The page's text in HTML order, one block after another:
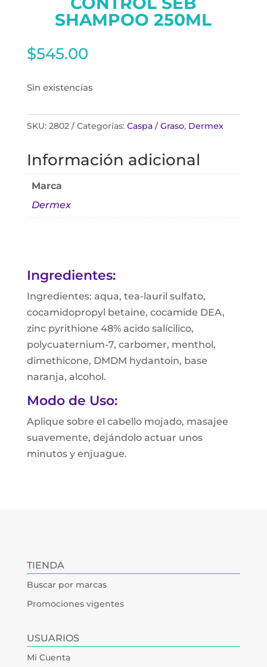
SHAMPOO 250ML
$545.00
Sin existencias
SKU: 2802 Categorías: Caspa / Graso, Dermex
Información adicional
Marca
Dermex
Ingredientes:
Ingredientes: aqua, tea-lauril sulfato,
cocamidopropyl betaine, cocamide DEA,
zinc pyrithione 48% acido salícilico,
polycuaternium-7, carbomer, menthol,
dimethicone, DMDM hydantoin, base
naranja, alcohol.
Modo de Uso:
Aplique sobre el cabello mojado, masajee
suavemente, dejándolo actuar unos
minutos y enjuague.
TIENDA
Buscar por marcas
Promociones vigentes
USUARIOS
Mi Cuenta